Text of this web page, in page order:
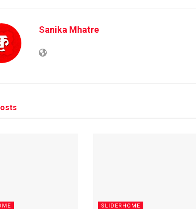
Sanika Mhatre
SLIDERHOME